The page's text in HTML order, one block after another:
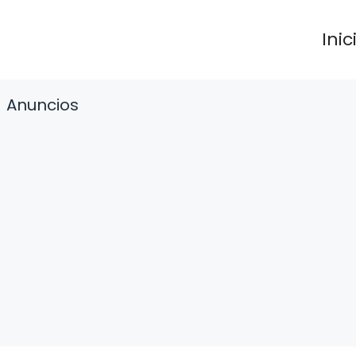
Anuncios